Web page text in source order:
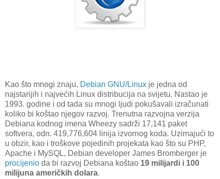
Kao što mnogi znaju, Debian GNU/Linux je jedna od
najstarijih i najvećih Linux distribucija na svijetu. Nastao je
1993. godine i od tada su mnogi ljudi pokušavali izračunati
koliko bi koštao njegov razvoj. Trenutna razvojna verzija
Debiana kodnog imena Wheezy sadrži 17,141 paket
softvera, odn. 419,776,604 linija izvornog koda. Uzimajući to
u obzir, kao i troškove pojedinih projekata kao što su PHP,
Apache i MySQL, Debian developer James Bromberger je
procijenio da bi razvoj Debiana koštao 19 milijardi i 100
milijuna američkih dolara.